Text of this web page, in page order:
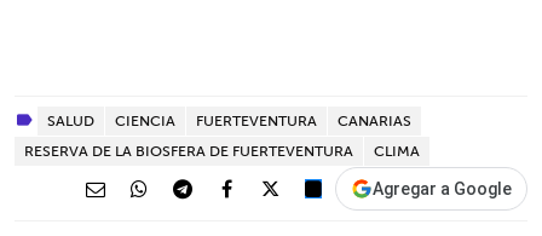
SALUD CIENCIA FUERTEVENTURA
CANARIAS
RESERVA DE LA BIOSFERA DE FUERTEVENTURA
CLIMA
Agregar a Google